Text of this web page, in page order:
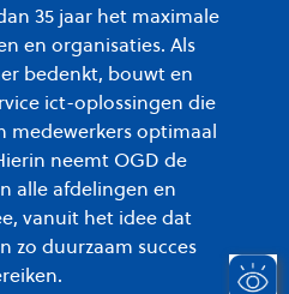
35 jaar het maximale
en organisaties. Als
bedenkt, bouwt en
ict-oplossingen die
medewerkers optimaal
neemt OGD de
alle afdelingen en
vanuit het idee dat
zo duurzaam succes